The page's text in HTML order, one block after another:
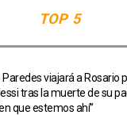
TOP 5
Paredes viajará a Rosario
tras la muerte de su
que estemos ahí”